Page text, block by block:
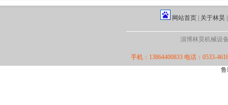
网站首页| 关于林昊
淄博林昊机械设
手机：13864400833 电话：0533-
鲁